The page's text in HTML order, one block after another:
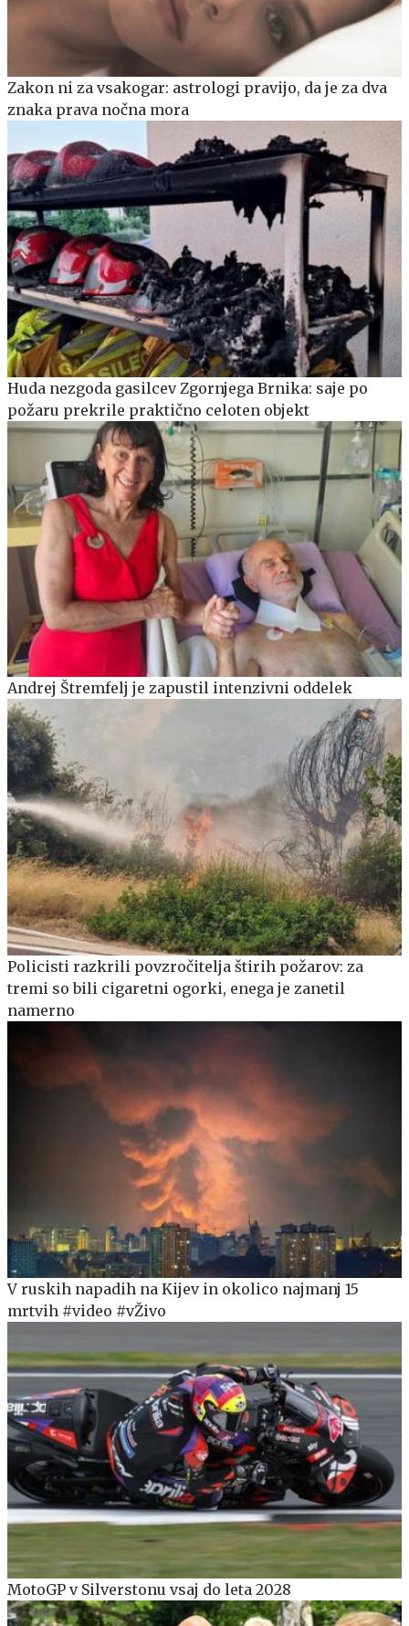
Zakon ni za vsakogar: astrologi pravijo, da je za dva
znaka prava nočna mora
Huda nezgoda gasilcev Zgornjega Brnika: saje po
požaru prekrile praktično celoten objekt
Andrej Štremfelj je zapustil intenzivni oddelek
Policisti razkrili povzročitelja štirih požarov: za
tremi so bili cigaretni ogorki, enega je zanetil
namerno
V ruskih napadih na Kijev in okolico najmanj 15
mrtvih #video #vŽivo
MotoGP v Silverstonu vsaj do leta 2028